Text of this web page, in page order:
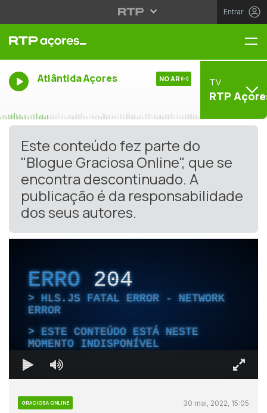
Entrar
Atlântida Açores NO AR TV
RTP
Este conteúdo fez parte do
"Blogue Graciosa Online", que se
encontra descontinuado. A
publicação é da responsabilidade
dos seus autores.
ERRO204
HLS.JS FATAL ERROR - NETWORK
ERROR
ESTE CONTEÚDO ESTÁ NESTE
MOMENTO INDISPONÍVEL
GRACIOSA ONLINE 30 mai, 2022, 15:05